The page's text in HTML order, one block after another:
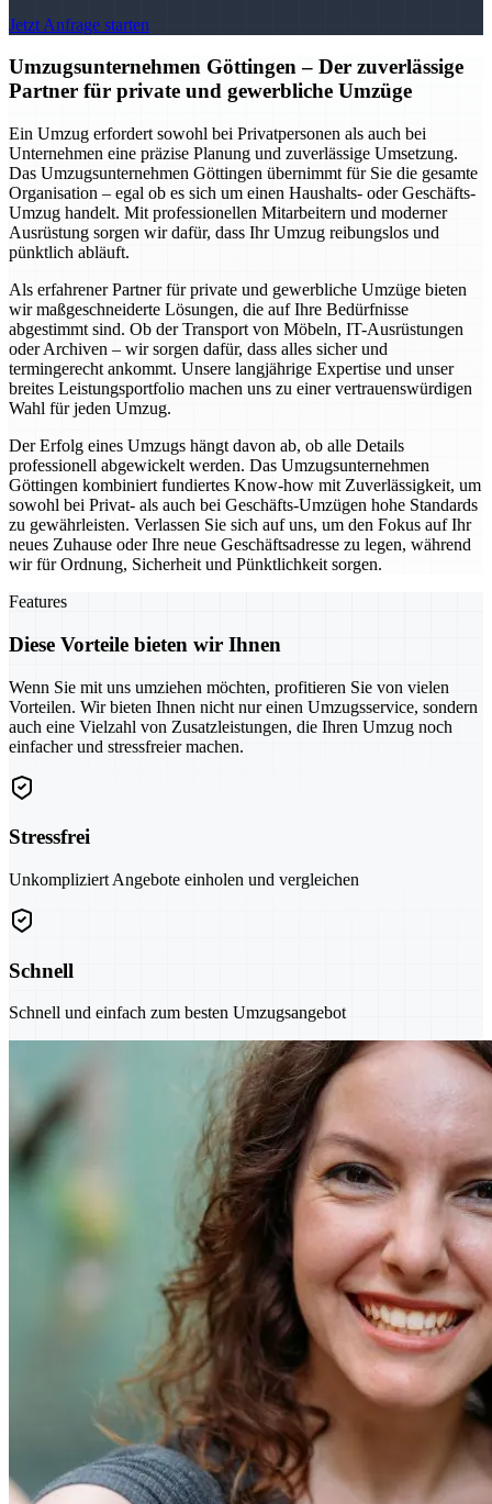
Jetzt Anfrage starten
Umzugsunternehmen Göttingen – Der zuverlässige
Partner für private und gewerbliche Umzüge
Ein Umzug erfordert sowohl bei Privatpersonen als auch bei
Unternehmen eine präzise Planung und zuverlässige Umsetzung.
Das Umzugsunternehmen Göttingen übernimmt für Sie die gesamte
Organisation – egal ob es sich um einen Haushalts- oder Geschäfts-
Umzug handelt. Mit professionellen Mitarbeitern und moderner
Ausrüstung sorgen wir dafür, dass Ihr Umzug reibungslos und
pünktlich abläuft.
Als erfahrener Partner für private und gewerbliche Umzüge bieten
wir maßgeschneiderte Lösungen, die auf Ihre Bedürfnisse
abgestimmt sind. Ob der Transport von Möbeln, IT-Ausrüstungen
oder Archiven – wir sorgen dafür, dass alles sicher und
termingerecht ankommt. Unsere langjährige Expertise und unser
breites Leistungsportfolio machen uns zu einer vertrauenswürdigen
Wahl für jeden Umzug.
Der Erfolg eines Umzugs hängt davon ab, ob alle Details
professionell abgewickelt werden. Das Umzugsunternehmen
Göttingen kombiniert fundiertes Know-how mit Zuverlässigkeit, um
sowohl bei Privat- als auch bei Geschäfts-Umzügen hohe Standards
zu gewährleisten. Verlassen Sie sich auf uns, um den Fokus auf Ihr
neues Zuhause oder Ihre neue Geschäftsadresse zu legen, während
wir für Ordnung, Sicherheit und Pünktlichkeit sorgen.
Features
Diese Vorteile bieten wir Ihnen
Wenn Sie mit uns umziehen möchten, profitieren Sie von vielen
Vorteilen. Wir bieten Ihnen nicht nur einen Umzugsservice, sondern
auch eine Vielzahl von Zusatzleistungen, die Ihren Umzug noch
einfacher und stressfreier machen.
Stressfrei
Unkompliziert Angebote einholen und vergleichen
Schnell
Schnell und einfach zum besten Umzugsangebot